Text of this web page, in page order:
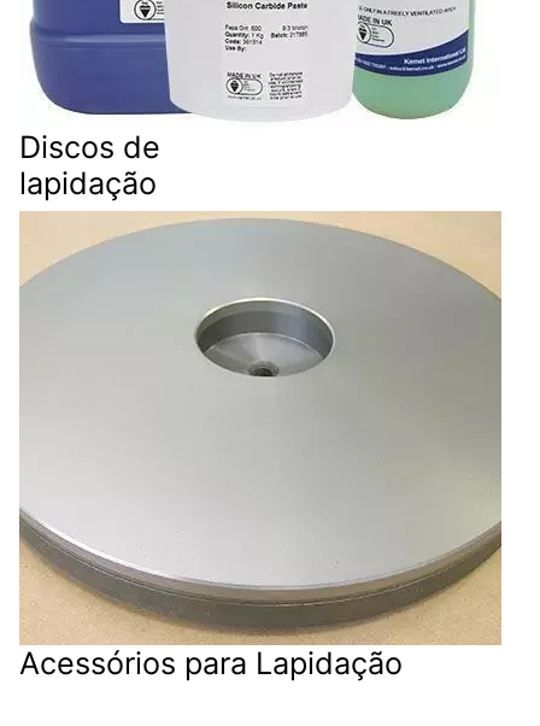
Discos de
lapidação
Acessórios para Lapidação